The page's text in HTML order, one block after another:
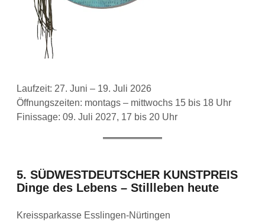
Laufzeit: 27. Juni – 19. Juli 2026
Öffnungszeiten: montags – mittwochs 15 bis 18 Uhr
Finissage: 09. Juli 2027, 17 bis 20 Uhr
5. SÜDWESTDEUTSCHER KUNSTPREIS
Dinge des Lebens – Stillleben heute
Kreissparkasse Esslingen-Nürtingen